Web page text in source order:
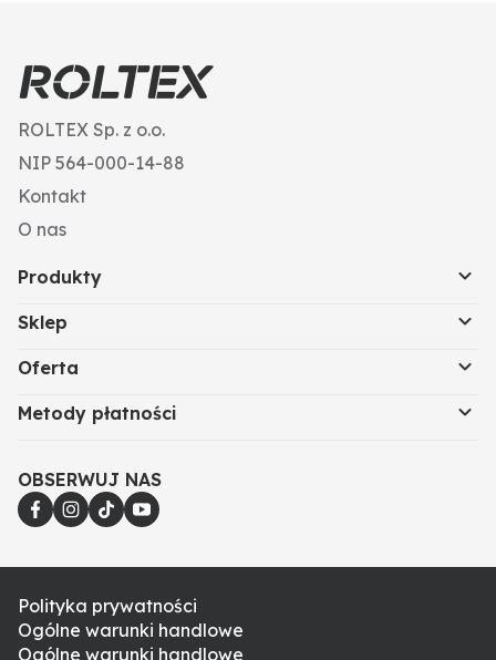
ROLTEX Sp. z o.o.
NIP 564-000-14-88
Kontakt
O nas
Produkty
Sklep
Oferta
Metody płatności
OBSERWUJ NAS
Polityka prywatności
Ogólne warunki handlowe
Ogólne warunki handlowe